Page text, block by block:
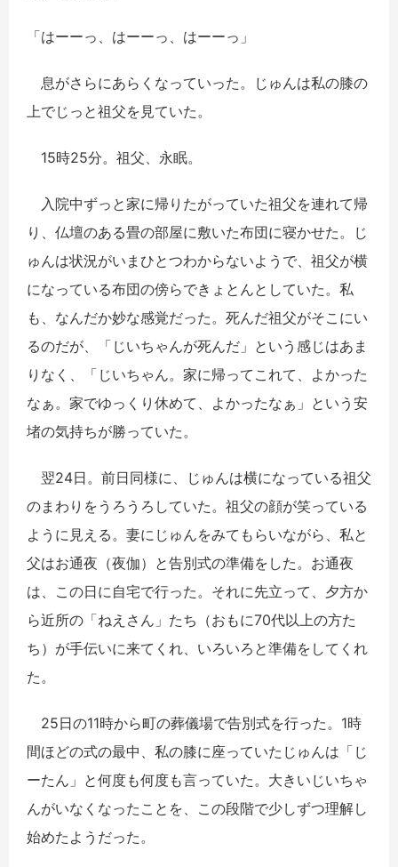
「はーーっ、はーーっ、はーーっ」
息がさらにあらくなっていった。じゅんは私の膝の
上でじっと祖父を見ていた。
15時25分。祖父、永眠。
入院中ずっと家に帰りたがっていた祖父を連れて帰
り、仏壇のある畳の部屋に敷いた布団に寝かせた。じ
ゅんは状況がいまひとつわからないようで、祖父が横
になっている布団の傍らできょとんとしていた。私
も、なんだか妙な感覚だった。死んだ祖父がそこにい
るのだが、「じいちゃんが死んだ」という感じはあま
りなく、「じいちゃん。家に帰ってこれて、よかった
なぁ。家でゆっくり休めて、よかったなぁ」という安
堵の気持ちが勝っていた。
翌24日。前日同様に、じゅんは横になっている祖父
のまわりをうろうろしていた。祖父の顔が笑っている
ように見える。妻にじゅんをみてもらいながら、私と
父はお通夜（夜伽）と告別式の準備をした。お通夜
は、この日に自宅で行った。それに先立って、夕方か
ら近所の「ねえさん」たち（おもに70代以上の方た
ち）が手伝いに来てくれ、いろいろと準備をしてくれ
た。
25日の11時から町の葬儀場で告別式を行った。1時
間ほどの式の最中、私の膝に座っていたじゅんは「じ
ーたん」と何度も何度も言っていた。大きいじいちゃ
んがいなくなったことを、この段階で少しずつ理解し
始めたようだった。